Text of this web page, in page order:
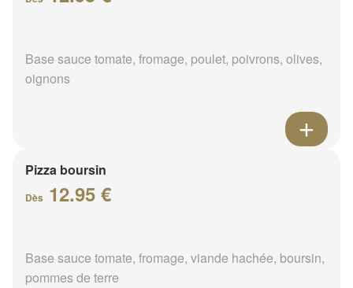
Base sauce tomate, fromage, poulet, poivrons, olives,
oignons
Pizza boursin
Dès 12.95 €
Base sauce tomate, fromage, viande hachée, boursin,
pommes de terre